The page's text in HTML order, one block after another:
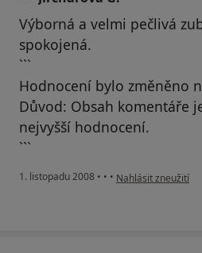
Výborná a velmi pečlivá
spokojená.
```
Hodnocení bylo změněno
Důvod: Obsah komentáře
nejvyšší hodnocení.
```
1. listopadu 2008 • • • podle názoru
Nahlásit zneužití